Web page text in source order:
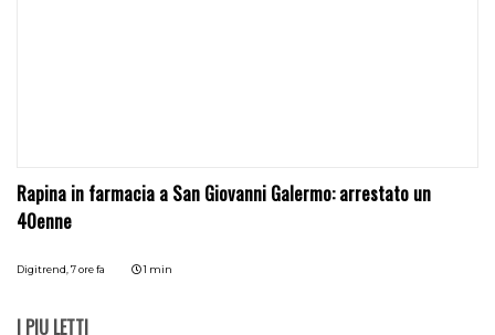
Rapina in farmacia a San Giovanni Galermo: arrestato un
40enne
Digitrend, 7 ore fa 1 min
I PIÙ LETTI